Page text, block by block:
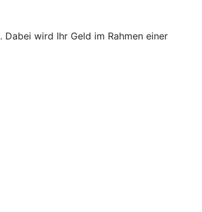
wird Ihr Geld im Rahmen einer